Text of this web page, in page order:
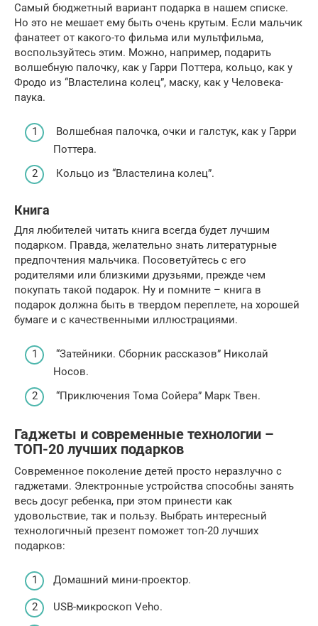
Самый бюджетный вариант подарка в нашем списке.
Но это не мешает ему быть очень крутым. Если мальчик
фанатеет от какого-то фильма или мультфильма,
воспользуйтесь этим. Можно, например, подарить
волшебную палочку, как у Гарри Поттера, кольцо, как у
Фродо из “Властелина колец”, маску, как у Человека-
паука.
Волшебная палочка, очки и галстук, как у Гарри
Поттера.
Кольцо из “Властелина колец”.
Книга
Для любителей читать книга всегда будет лучшим
подарком. Правда, желательно знать литературные
предпочтения мальчика. Посоветуйтесь с его
родителями или близкими друзьями, прежде чем
покупать такой подарок. Ну и помните – книга в
подарок должна быть в твердом переплете, на хорошей
бумаге и с качественными иллюстрациями.
“Затейники. Сборник рассказов” Николай
Носов.
“Приключения Тома Сойера” Марк Твен.
Гаджеты и современные технологии –
ТОП-20 лучших подарков
Современное поколение детей просто неразлучно с
гаджетами. Электронные устройства способны занять
весь досуг ребенка, при этом принести как
удовольствие, так и пользу. Выбрать интересный
технологичный презент поможет топ-20 лучших
подарков:
Домашний мини-проектор.
USB-микроскоп Veho.